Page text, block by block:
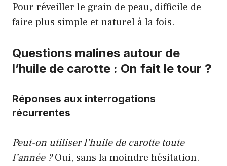
Pour réveiller le grain de peau, difficile de
faire plus simple et naturel à la fois.
Questions malines autour de
l’huile de carotte : On fait le tour ?
Réponses aux interrogations
récurrentes
Peut-on utiliser l’huile de carotte toute
l’année ?Oui, sans la moindre hésitation.